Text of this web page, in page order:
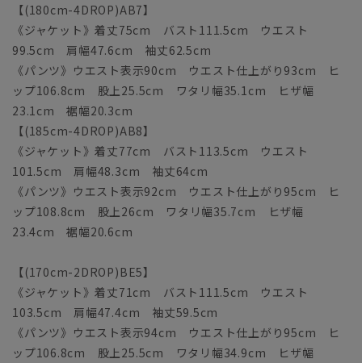
【(180cm-4DROP)AB7】
《ジャケット》着丈75cm バスト111.5cm ウエスト
99.5cm 肩幅47.6cm 袖丈62.5cm
《パンツ》ウエスト表示90cm ウエスト仕上がり93cm ヒ
ップ106.8cm 股上25.5cm ワタリ幅35.1cm ヒザ幅
23.1cm 裾幅20.3cm
【(185cm-4DROP)AB8】
《ジャケット》着丈77cm バスト113.5cm ウエスト
101.5cm 肩幅48.3cm 袖丈64cm
《パンツ》ウエスト表示92cm ウエスト仕上がり95cm ヒ
ップ108.8cm 股上26cm ワタリ幅35.7cm ヒザ幅
23.4cm 裾幅20.6cm
【(170cm-2DROP)BE5】
《ジャケット》着丈71cm バスト111.5cm ウエスト
103.5cm 肩幅47.4cm 袖丈59.5cm
《パンツ》ウエスト表示94cm ウエスト仕上がり95cm ヒ
ップ106.8cm 股上25.5cm ワタリ幅34.9cm ヒザ幅